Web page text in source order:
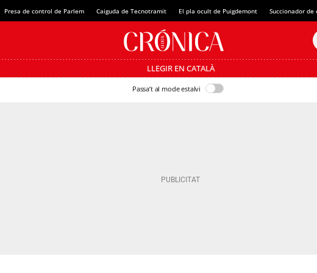
Presa de control de Parlem Caiguda de Tecnotramit El pla ocult de Puigdemont Succionador de
LLEGIR EN CATALÀ
Passa’t al mode estalvi